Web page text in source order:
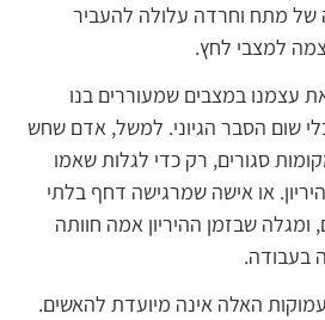
של מתח וחרדה עלולה להעביר
למצבי לחץ.
עצמנו במצבים שמעוררים בנו
שום הסבר הגיוני. למשל, אדם שחש
סגורים, רק כדי לגלות שאמו
או אישה שמרגישה דחף בלתי
ומגלה שבזמן ההיריון אמה חוותה
בעבודה.
האלה אינה מיועדת להאשים.